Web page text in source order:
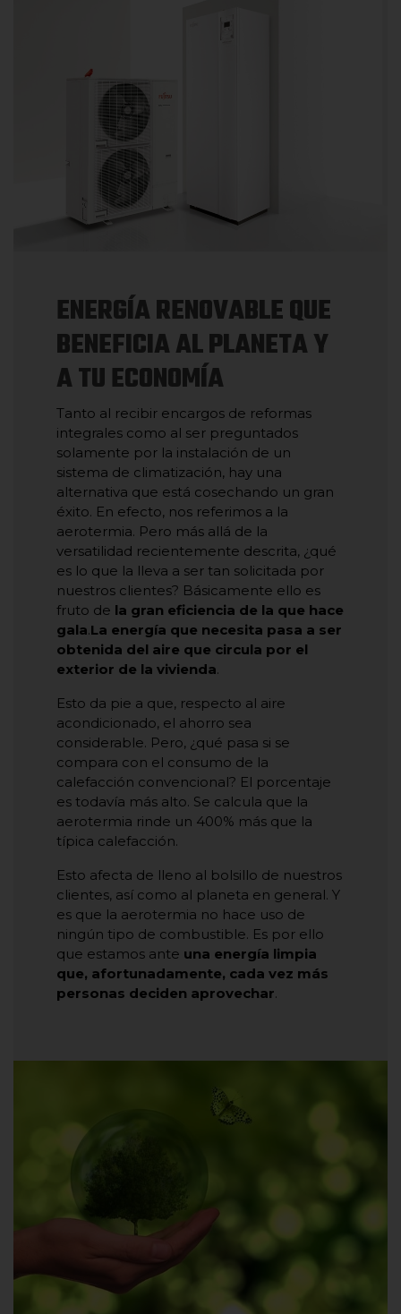
ENERGÍA RENOVABLE QUE
BENEFICIA AL PLANETA Y
A TU ECONOMÍA
Tanto al recibir encargos de reformas
integrales como al ser preguntados
solamente por la instalación de un
sistema de climatización, hay una
alternativa que está cosechando un gran
éxito. En efecto, nos referimos a la
aerotermia. Pero más allá de la
versatilidad recientemente descrita, ¿qué
es lo que la lleva a ser tan solicitada por
nuestros clientes? Básicamente ello es
fruto de la gran eficiencia de la que hace
gala.La energía que necesita pasa a ser
obtenida del aire que circula por el
exterior de la vivienda.
Esto da pie a que, respecto al aire
acondicionado, el ahorro sea
considerable. Pero, ¿qué pasa si se
compara con el consumo de la
calefacción convencional? El porcentaje
es todavía más alto. Se calcula que la
aerotermia rinde un 400% más que la
típica calefacción.
Esto afecta de lleno al bolsillo de nuestros
clientes, así como al planeta en general. Y
es que la aerotermia no hace uso de
ningún tipo de combustible. Es por ello
que estamos ante una energía limpia
que, afortunadamente, cada vez más
personas deciden aprovechar.